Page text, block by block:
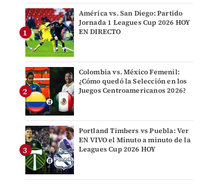
América vs. San Diego: Partido
Jornada 1 Leagues Cup 2026 HOY
EN DIRECTO
Colombia vs. México Femenil:
¿Cómo quedó la Selección en los
Juegos Centroamericanos 2026?
Portland Timbers vs Puebla: Ver
EN VIVO el Minuto a minuto de la
Leagues Cup 2026 HOY